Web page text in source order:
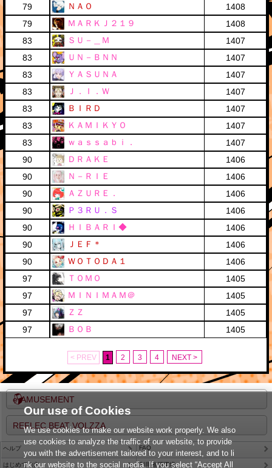
79
ＮＡＯ
1408
79
ＭＡＲＫＪ２１９
1408
83
ＳＵ－＿Ｍ
1407
83
ＵＮ－ＢＮＮ
1407
83
ＹＡＳＵＮＡ
1407
83
Ｊ．Ｉ．Ｗ
1407
83
ＢＩＲＤ
1407
83
ＫＡＭＩＫＹＯ
1407
83
ｗａｓｓａｂｉ．
1407
90
ＤＲＡＫＥ
1406
90
Ｎ－ＲＩＥ
1406
90
ＡＺＵＲＥ．
1406
90
Ｐ３ＲＵ．Ｓ
1406
90
ＨＩＢＡＲＩ◆
1406
90
ＪＥＦ＊
1406
90
ＷＯＴＯＤＡ１
1406
97
ＴＯＭＯ
1405
97
ＭＩＮＩＭＡＭ＠
1405
97
ＺＺ
1405
97
ＢＯＢ 1405
< PREV 1 2 3 4 NEXT >
e-AMUSEMENT
REFLEC BEAT VOLZZA
ヘルプ FAQ
はじめての方 利用推奨環境
Our use of Cookies
We use cookies to make our website work properly. We also
use cookies to analyze the traffic of our website, to provide
you with the advertisement tailored to your interest, and to li
nk our website to the social media. If you select “Accept All